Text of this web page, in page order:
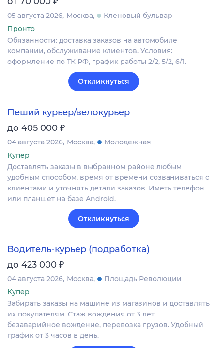
05 августа 2026 Москва
Кленовый бульвар
Пронто
Обязанности: доставка заказов на автомобиле
компании, обслуживание клиентов. Условия:
оформление по ТК РФ, график работы 2/2, 5/2, 6/1.
Откликнуться
Пеший курьер/велокурьер
до 405 000 ₽
04 августа 2026 Москва
Молодежная
Купер
Доставлять заказы в выбранном районе любым
удобным способом, время от времени созваниваться с
клиентами и уточнять детали заказов. Иметь телефон
или планшет на базе Android.
Откликнуться
Водитель-курьер (подработка)
до 423 000 ₽
04 августа 2026 Москва
Площадь Революции
Купер
Забирать заказы на машине из магазинов и доставлять
их покупателям. Стаж вождения от 3 лет,
безаварийное вождение, перевозка грузов. Удобный
график от 3 часов в день.